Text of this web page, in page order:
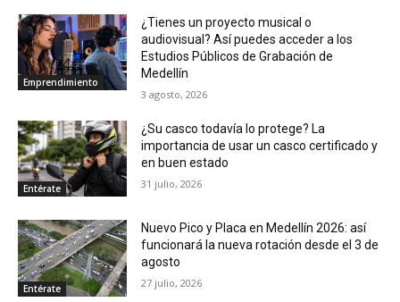
Emprendimiento
¿Tienes un proyecto musical o
audiovisual? Así puedes acceder a los
Estudios Públicos de Grabación de
Medellín
3 agosto, 2026
Entérate
¿Su casco todavía lo protege? La
importancia de usar un casco certificado y
en buen estado
31 julio, 2026
Entérate
Nuevo Pico y Placa en Medellín 2026: así
funcionará la nueva rotación desde el 3 de
agosto
27 julio, 2026